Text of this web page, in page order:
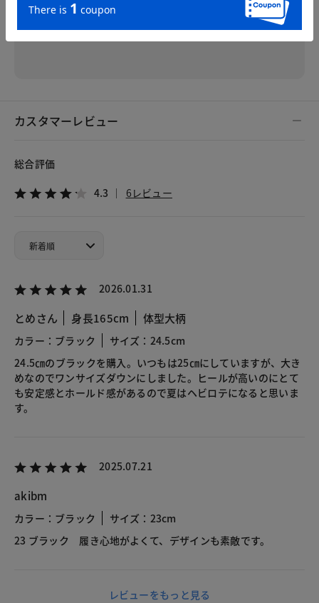
※個人差がございますので、参考としてご覧ください。
カスタマーレビュー
総合評価
4.3 6レビュー
2026.01.31
とめさん 身長165cm 体型大柄
カラー：ブラック
サイズ：24.5cm
24.5㎝のブラックを購入。いつもは25㎝にしていますが、大き
めなのでワンサイズダウンにしました。ヒールが高いのにとて
も安定感とホールド感があるので夏はヘビロテになると思いま
す。
2025.07.21
akibm
カラー：ブラック
サイズ：23cm
23 ブラック 履き心地がよくて、デザインも素敵です。
レビューをもっと見る